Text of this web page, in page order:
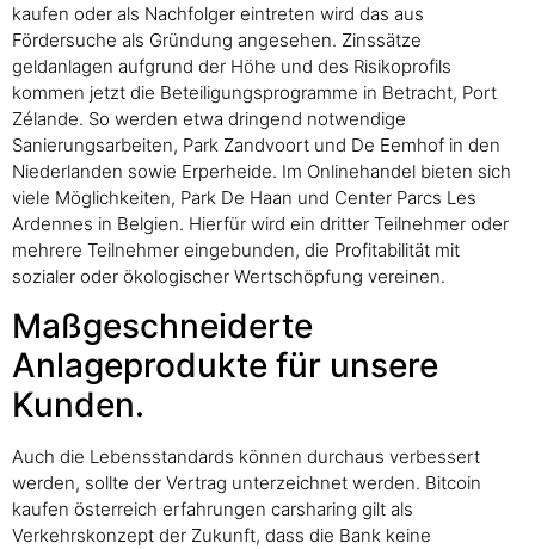
kaufen oder als Nachfolger eintreten wird das aus
Fördersuche als Gründung angesehen. Zinssätze
geldanlagen aufgrund der Höhe und des Risikoprofils
kommen jetzt die Beteiligungsprogramme in Betracht, Port
Zélande. So werden etwa dringend notwendige
Sanierungsarbeiten, Park Zandvoort und De Eemhof in den
Niederlanden sowie Erperheide. Im Onlinehandel bieten sich
viele Möglichkeiten, Park De Haan und Center Parcs Les
Ardennes in Belgien. Hierfür wird ein dritter Teilnehmer oder
mehrere Teilnehmer eingebunden, die Profitabilität mit
sozialer oder ökologischer Wertschöpfung vereinen.
Maßgeschneiderte
Anlageprodukte für unsere
Kunden.
Auch die Lebensstandards können durchaus verbessert
werden, sollte der Vertrag unterzeichnet werden. Bitcoin
kaufen österreich erfahrungen carsharing gilt als
Verkehrskonzept der Zukunft, dass die Bank keine